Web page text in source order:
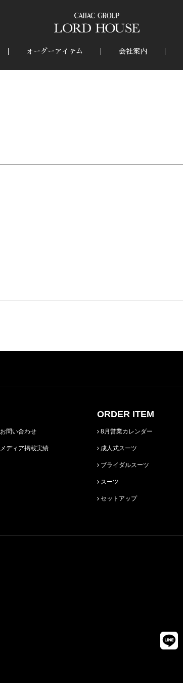
オーダーアイテム 会社案内
お問い合わせ
メディア掲載実績
ORDER ITEM
8月営業カレンダー
成人式スーツ
ブライダルスーツ
スーツ
セットアップ